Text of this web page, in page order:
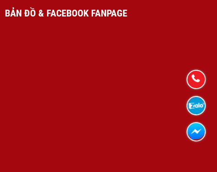
BẢN ĐỒ & FACEBOOK FANPAGE